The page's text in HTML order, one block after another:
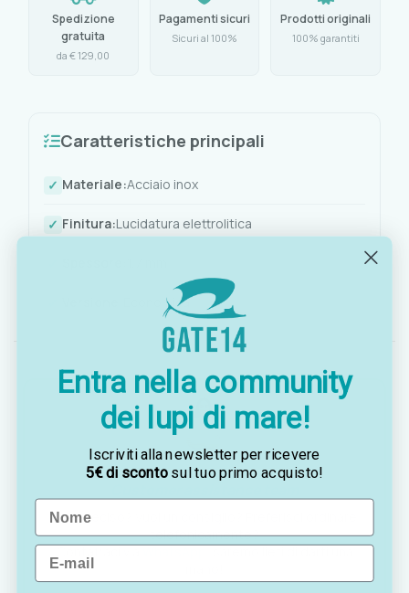
Spedizione
gratuita
da € 129,00
Pagamenti sicuri
Sicuri al 100%
Prodotti originali
100% garantiti
Caratteristiche principali
Materiale:Acciaio inox
Finitura:Lucidatura elettrolitica
Economica
OTTAVIA
Sei indeciso? Vuoi un consiglio? Preferisci ordinare
telefonicamente?
Contattaci viaWhatsApp, saremo lieti di darti una
Entra nella community
dei lupi di mare!
Iscriviti alla newsletter per ricevere
5€ di scontosul tuo primo acquisto!
Name
Email